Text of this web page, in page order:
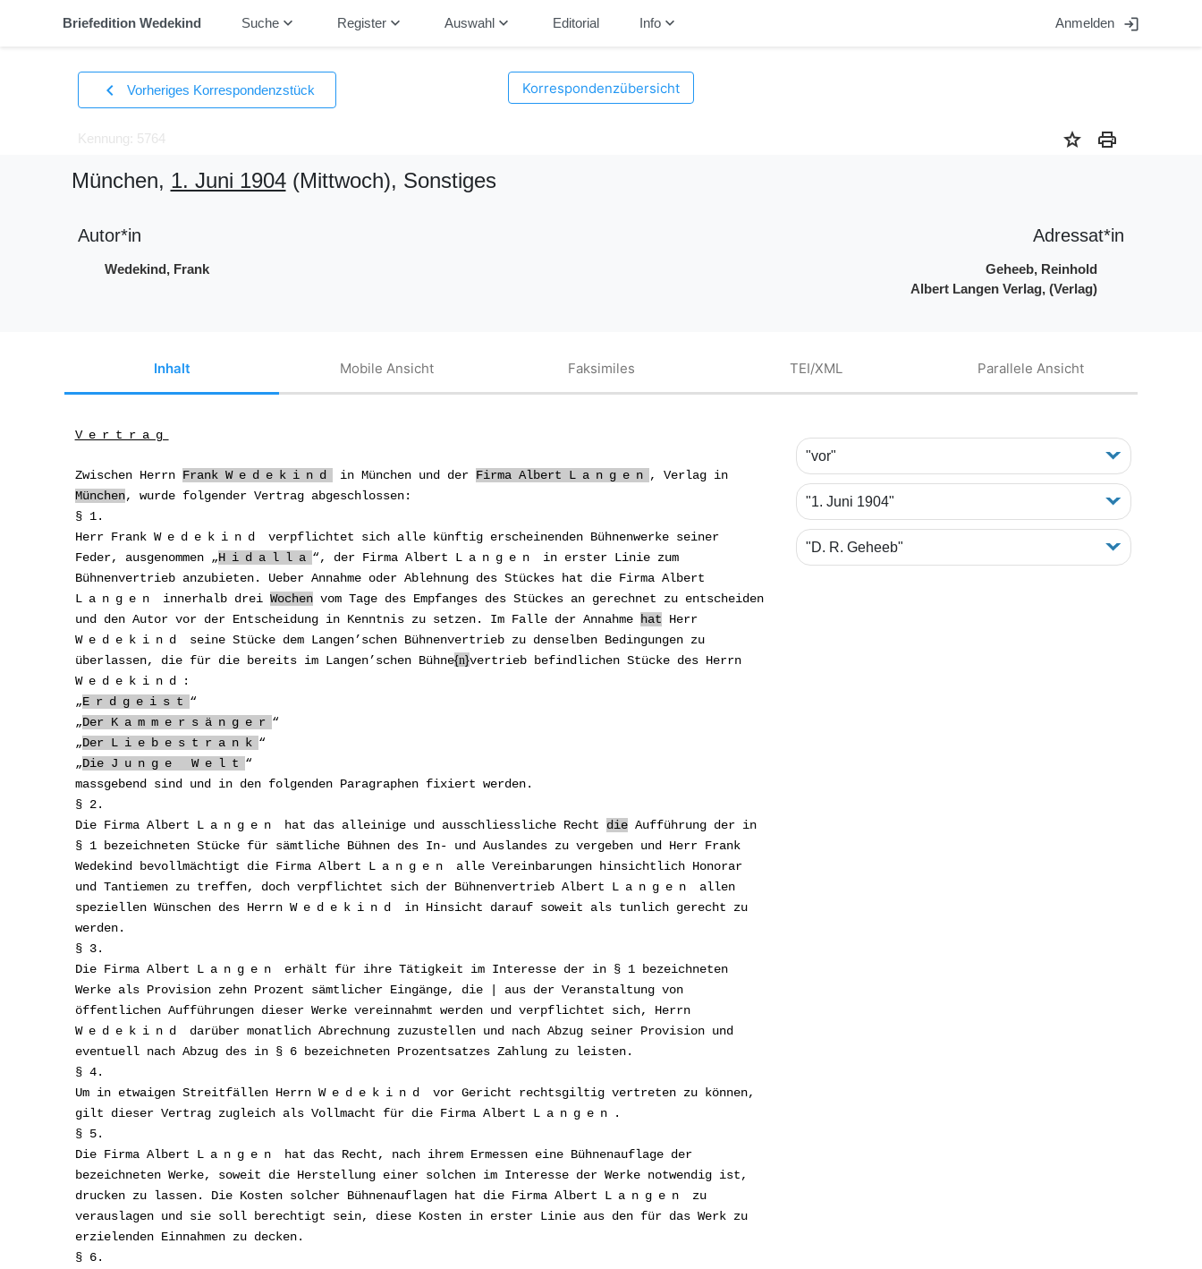
Briefedition Wedekind Suchekeyboard_arrow_down Registerkeyboard_arrow_down Auswahlkeyboard_arrow_down Editorial Infokeyboard_arrow_down Anmelden login
chevron_left Vorheriges Korrespondenzstück Korrespondenzübersicht
Kennung: 5764 star print
München, 1. Juni 1904(Mittwoch), Sonstiges
Autor*in
Wedekind, Frank
Adressat*in
Geheeb, Reinhold
Albert Langen Verlag, (Verlag)
Inhalt Mobile Ansicht Faksimiles TEI/XML Parallele Ansicht
Vertrag
Zwischen Herrn Frank Wedekind in München und der Firma Albert Langen , Verlag in
München, wurde folgender Vertrag abgeschlossen:
§ 1.
Herr Frank Wedekind
verpflichtet sich alle künftig erscheinenden Bühnenwerke seiner
Feder, ausgenommen „Hidalla “, der Firma Albert Langen
in erster Linie zum
Bühnenvertrieb anzubieten. Ueber Annahme oder Ablehnung des Stückes hat die Firma Albert
Langen
innerhalb drei Wochenvom Tage des Empfanges des Stückes an gerechnet zu entscheiden
und den Autor vorder Entscheidung in Kenntnis zu setzen. Im Falle der Annahme hat Herr
Wedekind
seine Stücke dem Langen’schen Bühnenvertrieb zu denselben Bedingungen zu
überlassen, die für die bereits im Langen’schen Bühne n vertrieb befindlichen Stücke des Herrn
Wedekind
:
„Erdgeist “
„Der Kammersänger “
„Der Liebestrank “
„Die Junge Welt “
massgebend sind und in den folgenden Paragraphen fixiert werden.
§ 2.
Die Firma Albert Langen hat das alleinige und ausschliessliche Recht dieAufführung der in
§ 1 bezeichneten Stücke für sämtliche Bühnen des In- und Auslandes zu vergeben und Herr Frank
Wedekind bevollmächtigt die Firma Albert Langen
alle Vereinbarungen hinsichtlich Honorar
und Tantiemen zu treffen, doch verpflichtet sich der Bühnenvertrieb Albert Langen
allen
speziellen Wünschen des Herrn Wedekind
in Hinsicht darauf soweit als tunlich gerecht zu
werden.
§ 3.
Die Firma Albert Langen
erhält für ihre Tätigkeit im Interesse der in § 1 bezeichneten
Werke als Provision zehn Prozent sämtlicher Eingänge, die | aus der Veranstaltung von
öffentlichen Aufführungen dieser Werke vereinnahmt werden und verpflichtet sich, Herrn
Wedekind
darüber monatlich Abrechnung zuzustellen und nach Abzug seiner Provision und
eventuell nach Abzug des in § 6 bezeichneten Prozentsatzes Zahlung zu leisten.
§ 4.
Um in etwaigen Streitfällen Herrn Wedekind
vor Gericht rechtsgiltig vertreten zu können,
gilt dieser Vertrag zugleich als Vollmacht für die Firma Albert Langen
.
§ 5.
Die Firma Albert Langen
hat das Recht, nach ihrem Ermessen eine Bühnenauflage der
bezeichneten Werke, soweit die Herstellung einer solchen im Interesse der Werke notwendig ist,
drucken zu lassen. Die Kosten solcher Bühnenauflagen hat die Firma Albert Langen
zu
verauslagen und sie soll berechtigt sein, diese Kosten in erster Linie aus den für das Werk zu
erzielenden Einnahmen zu decken.
§ 6.
"vor"
"1. Juni 1904"
"D. R. Geheeb"